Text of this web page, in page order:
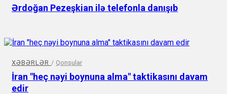
Ərdoğan Pezeşkian ilə telefonla danışıb
XƏBƏRLƏR / Qonşular
İran "heç nəyi boynuna alma" taktikasını davam
edir